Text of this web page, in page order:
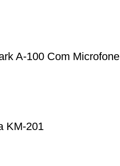
A-100 Com Microfone
KM-201